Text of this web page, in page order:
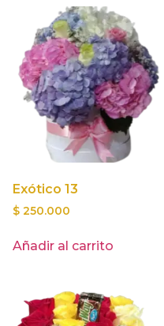
Exótico 13
$ 250.000
Añadir al carrito